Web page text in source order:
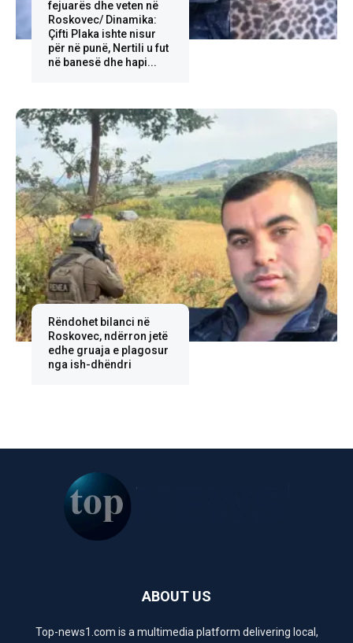
fejuarës dhe veten në
Roskovec/ Dinamika:
Çifti Plaka ishte nisur
për në punë, Nertili u fut
në banesë dhe hapi...
Rëndohet bilanci në
Roskovec, ndërron jetë
edhe gruaja e plagosur
nga ish-dhëndri
ABOUT US
Top-news1.com is a multimedia platform delivering local,